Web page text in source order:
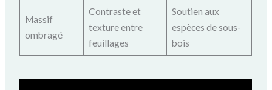
Massif
ombragé
Contraste et
texture entre
feuillages
Soutien aux
espèces de sous-
bois